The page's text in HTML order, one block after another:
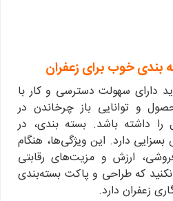
خوب برای زعفران
دارای سهولت دسترسی و کار با
و توانایی باز چرخاندن در
را داشته باشد. بسته بندی، در
دارد. این ویژگی‌ها، هنگام
ارزش و مزیت‌های رقابتی
که طراحی و پاکت بسته‌بندی
زعفران دارد.